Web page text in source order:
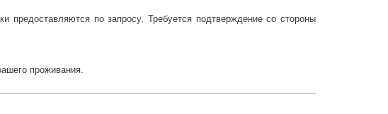
предоставляются по запросу. Требуется подтверждение со стороны
проживания.